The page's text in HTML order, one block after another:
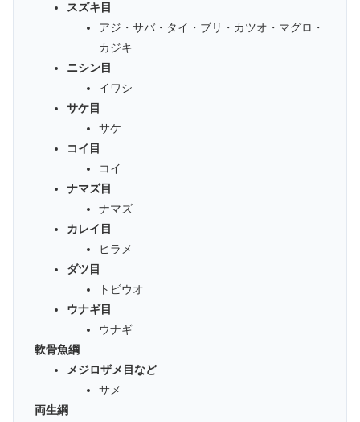
スズキ目
アジ・サバ・タイ・ブリ・カツオ・マグロ・
カジキ
ニシン目
イワシ
サケ目
サケ
コイ目
コイ
ナマズ目
ナマズ
カレイ目
ヒラメ
ダツ目
トビウオ
ウナギ目
ウナギ
軟骨魚綱
メジロザメ目など
サメ
両生綱